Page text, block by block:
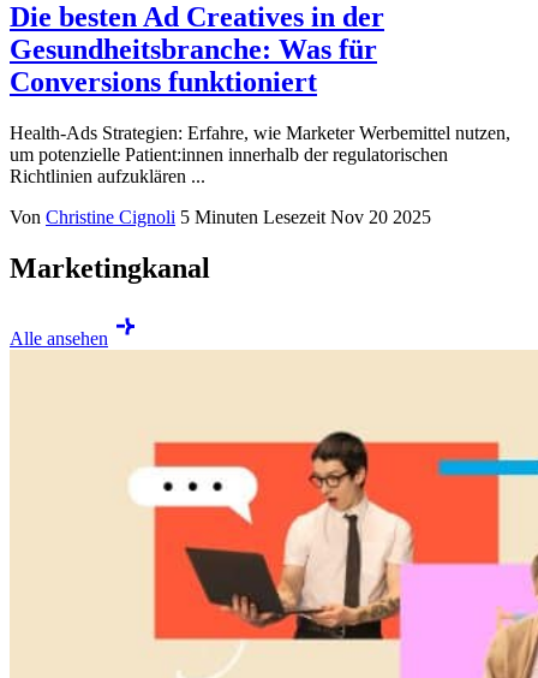
Die besten Ad Creatives in der
Gesundheitsbranche: Was für
Conversions funktioniert
Health-Ads Strategien: Erfahre, wie Marketer Werbemittel nutzen,
um potenzielle Patient:innen innerhalb der regulatorischen
Richtlinien aufzuklären ...
Von Christine Cignoli 5 Minuten Lesezeit Nov 20 2025
Marketingkanal
Alle ansehen